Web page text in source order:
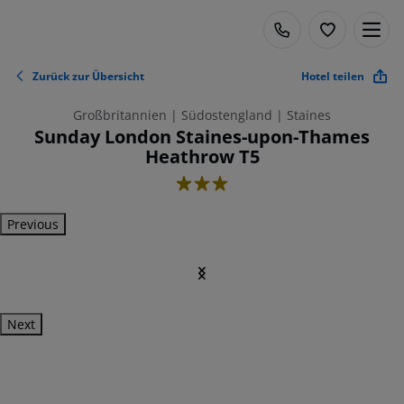
Zurück zur Übersicht Hotel teilen
Großbritannien | Südostengland | Staines
Sunday London Staines-upon-Thames
Heathrow T5
3
Previous
Next